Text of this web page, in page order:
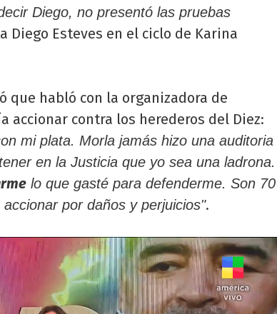
Diego, no presentó las pruebas
Diego Esteves en el ciclo de Karina
que habló con la organizadora de
accionar contra los herederos del Diez:
mi plata. Morla jamás hizo una auditoria
en la Justicia que yo sea una ladrona.
lo que gasté para defenderme. Son 70
por daños y perjuicios".